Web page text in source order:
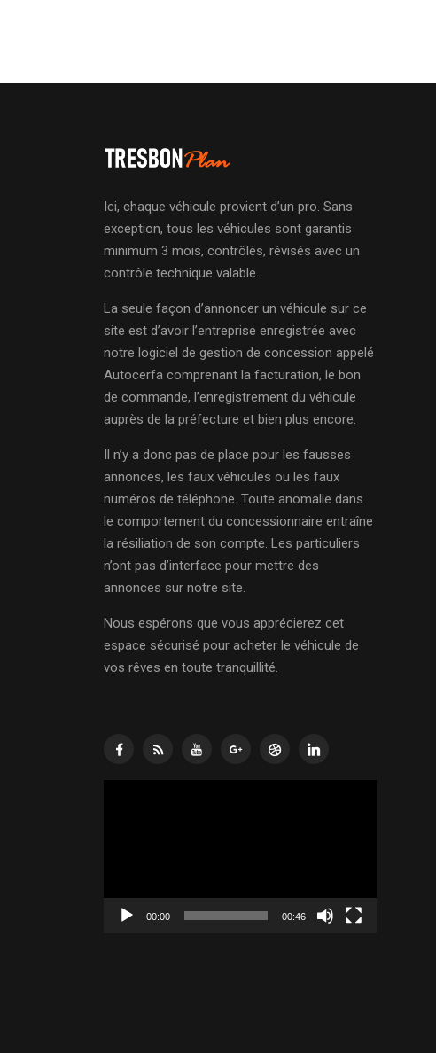
Ici, chaque véhicule provient d’un pro. Sans
exception, tous les véhicules sont garantis
minimum 3 mois, contrôlés, révisés avec un
contrôle technique valable.
La seule façon d’annoncer un véhicule sur ce
site est d’avoir l’entreprise enregistrée avec
notre logiciel de gestion de concession appelé
Autocerfa comprenant la facturation, le bon
de commande, l’enregistrement du véhicule
auprès de la préfecture et bien plus encore.
Il n’y a donc pas de place pour les fausses
annonces, les faux véhicules ou les faux
numéros de téléphone. Toute anomalie dans
le comportement du concessionnaire entraîne
la résiliation de son compte. Les particuliers
n’ont pas d’interface pour mettre des
annonces sur notre site.
Nous espérons que vous apprécierez cet
espace sécurisé pour acheter le véhicule de
vos rêves en toute tranquillité.
00:00 00:46